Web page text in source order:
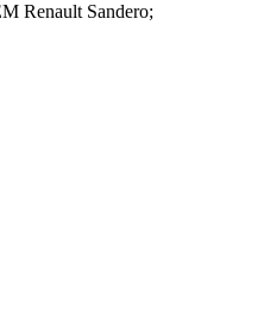
Renault Sandero;